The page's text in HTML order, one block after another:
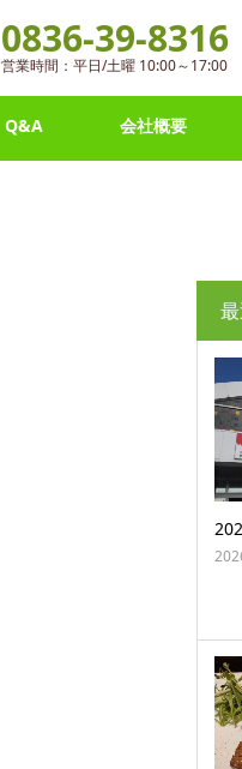
0836-39-8316
営業時間：平日/土曜 10:00～17:00
Q&A 会社概要